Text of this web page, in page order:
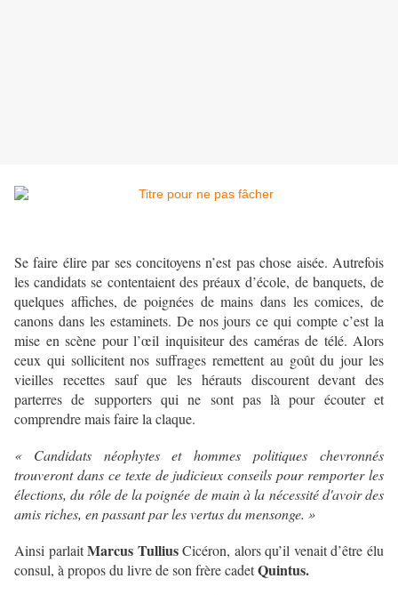
Se faire élire par ses concitoyens n’est pas chose aisée. Autrefois
les candidats se contentaient des préaux d’école, de banquets, de
quelques affiches, de poignées de mains dans les comices, de
canons dans les estaminets. De nos jours ce qui compte c’est la
mise en scène pour l’œil inquisiteur des caméras de télé. Alors
ceux qui sollicitent nos suffrages remettent au goût du jour les
vieilles recettes sauf que les hérauts discourent devant des
parterres de supporters qui ne sont pas là pour écouter et
comprendre mais faire la claque.
« Candidats néophytes et hommes politiques chevronnés
trouveront dans ce texte de judicieux conseils pour remporter les
élections, du rôle de la poignée de main à la nécessité d'avoir des
amis riches, en passant par les vertus du mensonge. »
Ainsi parlaitMarcus TulliusCicéron, alors qu’il venait d’être élu
consul, à propos du livre de son frère cadetQuintus.